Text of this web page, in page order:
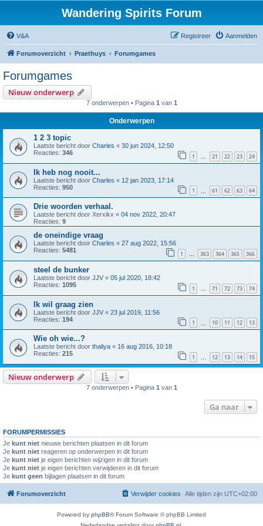
Wandering Spirits Forum
V&A Aanmelden
Registreer
Forumoverzicht Praethuys Forumgames
Forumgames
Nieuw onderwerp
7 onderwerpen • Pagina 1 van 1
Onderwerpen
1 2 3 topic
Laatste bericht door Charles « 30 jun 2024, 12:50
Reacties: 346 1 … 21 22 23 24
Ik heb nog nooit...
Laatste bericht door Charles « 12 jan 2023, 17:14
Reacties: 950 1 61 62 63 64
Drie woorden verhaal.
Laatste bericht door Xerxikx « 04 nov 2022, 20:47
Reacties: 9
de oneindige vraag
Laatste bericht door Charles « 27 aug 2022, 15:56
Reacties: 5481 1 … 363 364 365 366
steel de bunker
Laatste bericht door JJV « 05 jul 2020, 18:42
Reacties: 1095 1 … 71 72 73 74
Ik wil graag zien
Laatste bericht door JJV « 23 jul 2019, 11:56
Reacties: 194 1 10 11 12 13
Wie oh wie...?
Laatste bericht door thaliya « 16 aug 2016, 10:18
Reacties: 215 1 … 12 13 14 15
Nieuw onderwerp
7 onderwerpen • Pagina 1 van 1
Ga naar
FORUMPERMISSIES
Je kunt niet nieuwe berichten plaatsen in dit forum
Je kunt niet reageren op onderwerpen in dit forum
Je kunt niet je eigen berichten wijzigen in dit forum
Je kunt niet je eigen berichten verwijderen in dit forum
Je kunt geen bijlagen plaatsen in dit forum
Forumoverzicht Alle tijden zijn UTC+02:00
Verwijder cookies
Powered by phpBB® Forum Software © phpBB Limited